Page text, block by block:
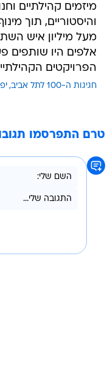
מיזמים קהילתיים
והיסטוריים, תוך
מעל מיליון איש
אלפים היו שותפים
הפרויקטים
חגיגות ה-100 לתל אביב
טרם התפרסמו